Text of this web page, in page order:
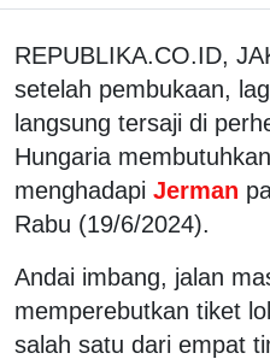
REPUBLIKA.CO.ID,
setelah pembukaan,
langsung tersaji di
Hungaria
menghadapi Jerman
Rabu (19/6/2024).
Andai imbang, jalan
memperebutkan tiket
salah satu dari empat